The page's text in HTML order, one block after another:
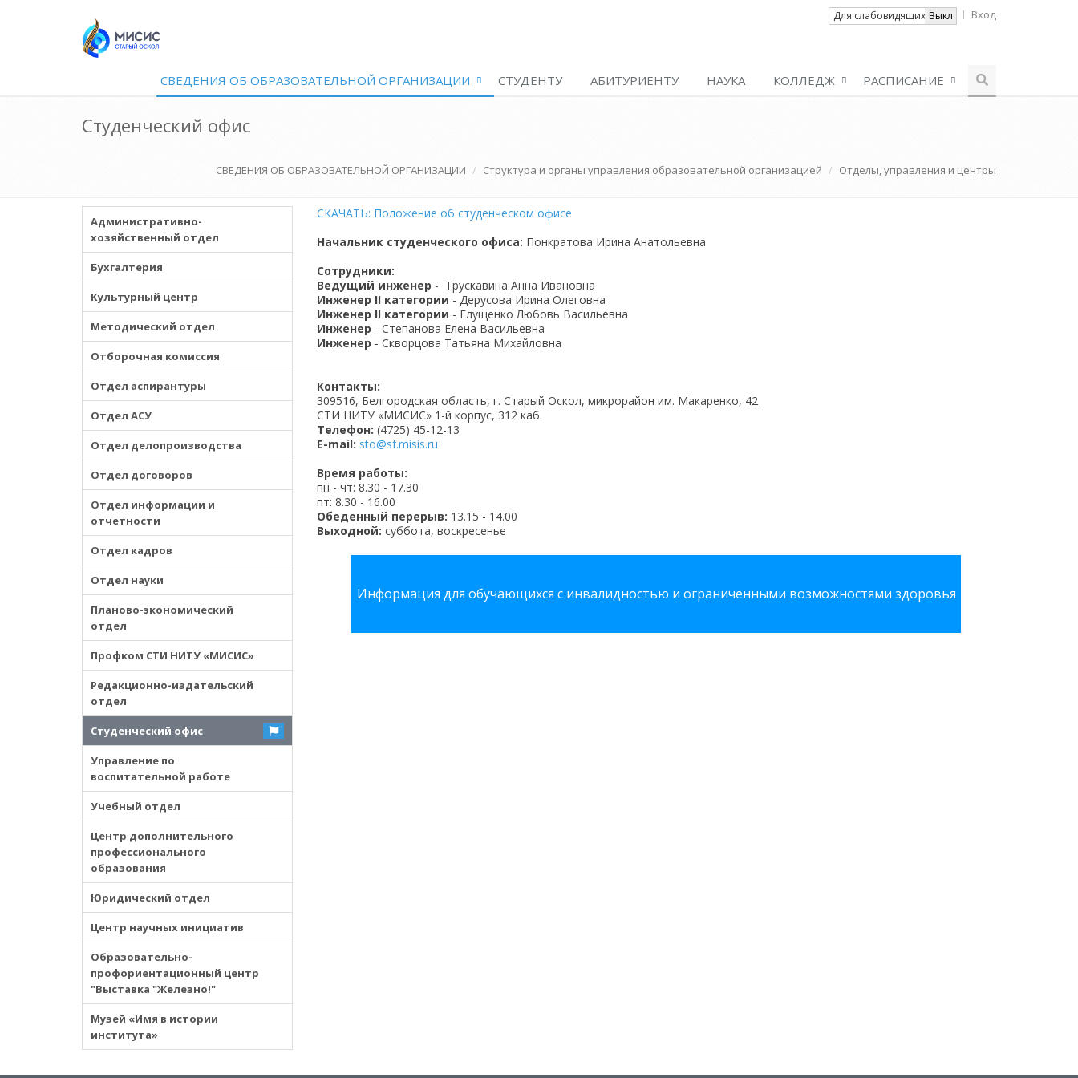
Для слабовидящих Выкл Вход
СВЕДЕНИЯ ОБ ОБРАЗОВАТЕЛЬНОЙ ОРГАНИЗАЦИИ СТУДЕНТУ АБИТУРИЕНТУ НАУКА КОЛЛЕДЖ РАСПИСАНИЕ
Студенческий офис
СВЕДЕНИЯ ОБ ОБРАЗОВАТЕЛЬНОЙ ОРГАНИЗАЦИИ Структура и органы управления образовательной организацией Отделы, управления и центры
Административно-
хозяйственный отдел
Бухгалтерия
Культурный центр
Методический отдел
Отборочная комиссия
Отдел аспирантуры
Отдел АСУ
Отдел делопроизводства
Отдел договоров
Отдел информации и
отчетности
Отдел кадров
Отдел науки
Планово-экономический
отдел
Профком СТИ НИТУ «МИСИС»
Редакционно-издательский
отдел
Студенческий офис
Управление по
воспитательной работе
Учебный отдел
Центр дополнительного
профессионального
образования
Юридический отдел
Центр научных инициатив
Образовательно-
профориентационный центр
"Выставка "Железно!"
Музей «Имя в истории
института»
СКАЧАТЬ: Положение об студенческом офисе
Начальник студенческого офиса: Понкратова Ирина Анатольевна
Сотрудники:
Ведущий инженер - Трускавина Анна Ивановна
Инженер II категории - Дерусова Ирина Олеговна
Инженер II категории - Глущенко Любовь Васильевна
Инженер - Степанова Елена Васильевна
Инженер - Скворцова Татьяна Михайловна
Контакты:
309516, Белгородская область, г. Старый Оскол, микрорайон им. Макаренко, 42
СТИ НИТУ «МИСИС» 1-й корпус, 312 каб.
Телефон: (4725) 45-12-13
E-mail: sto@sf.misis.ru
Время работы:
пн - чт: 8.30 - 17.30
пт: 8.30 - 16.00
Обеденный перерыв: 13.15 - 14.00
Выходной: суббота, воскресенье
Информация для обучающихся с инвалидностью и ограниченными возможностями здоровья